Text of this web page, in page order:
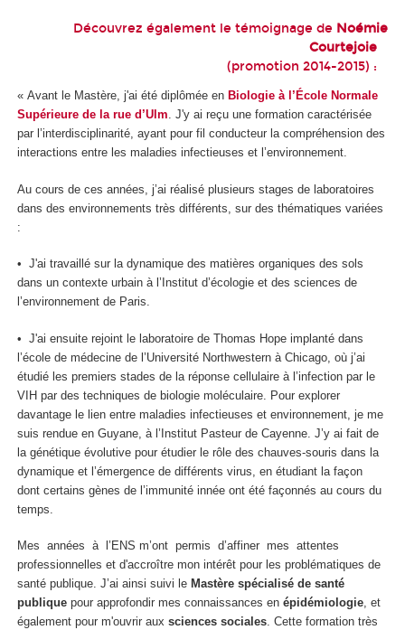
Découvrez également le témoignage de Noémie
Courtejoie
(promotion 2014-2015) :
« Avant le Mastère, j'ai été diplômée en Biologie à l’École Normale
Supérieure de la rue d’Ulm. J'y ai reçu une formation caractérisée
par l’interdisciplinarité, ayant pour fil conducteur la compréhension des
interactions entre les maladies infectieuses et l’environnement.
Au cours de ces années, j’ai réalisé plusieurs stages de laboratoires
dans des environnements très différents, sur des thématiques variées
:
• J'ai travaillé sur la dynamique des matières organiques des sols
dans un contexte urbain à l’Institut d’écologie et des sciences de
l’environnement de Paris.
• J'ai ensuite rejoint le laboratoire de Thomas Hope implanté dans
l’école de médecine de l’Université Northwestern à Chicago, où j’ai
étudié les premiers stades de la réponse cellulaire à l’infection par le
VIH par des techniques de biologie moléculaire. Pour explorer
davantage le lien entre maladies infectieuses et environnement, je me
suis rendue en Guyane, à l’Institut Pasteur de Cayenne. J’y ai fait de
la génétique évolutive pour étudier le rôle des chauves-souris dans la
dynamique et l’émergence de différents virus, en étudiant la façon
dont certains gènes de l’immunité innée ont été façonnés au cours du
temps.
Mes années à l’ENS m’ont permis d’affiner mes attentes
professionnelles et d'accroître mon intérêt pour les problématiques de
santé publique. J’ai ainsi suivi le Mastère spécialisé de santé
publique pour approfondir mes connaissances en épidémiologie, et
également pour m'ouvrir aux sciences sociales. Cette formation très